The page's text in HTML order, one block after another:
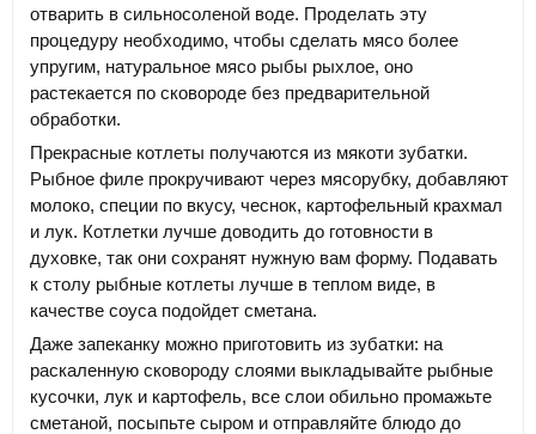
отварить в сильносоленой воде. Проделать эту
процедуру необходимо, чтобы сделать мясо более
упругим, натуральное мясо рыбы рыхлое, оно
растекается по сковороде без предварительной
обработки.
Прекрасные котлеты получаются из мякоти зубатки.
Рыбное филе прокручивают через мясорубку, добавляют
молоко, специи по вкусу, чеснок, картофельный крахмал
и лук. Котлетки лучше доводить до готовности в
духовке, так они сохранят нужную вам форму. Подавать
к столу рыбные котлеты лучше в теплом виде, в
качестве соуса подойдет сметана.
Даже запеканку можно приготовить из зубатки: на
раскаленную сковороду слоями выкладывайте рыбные
кусочки, лук и картофель, все слои обильно промажьте
сметаной, посыпьте сыром и отправляйте блюдо до